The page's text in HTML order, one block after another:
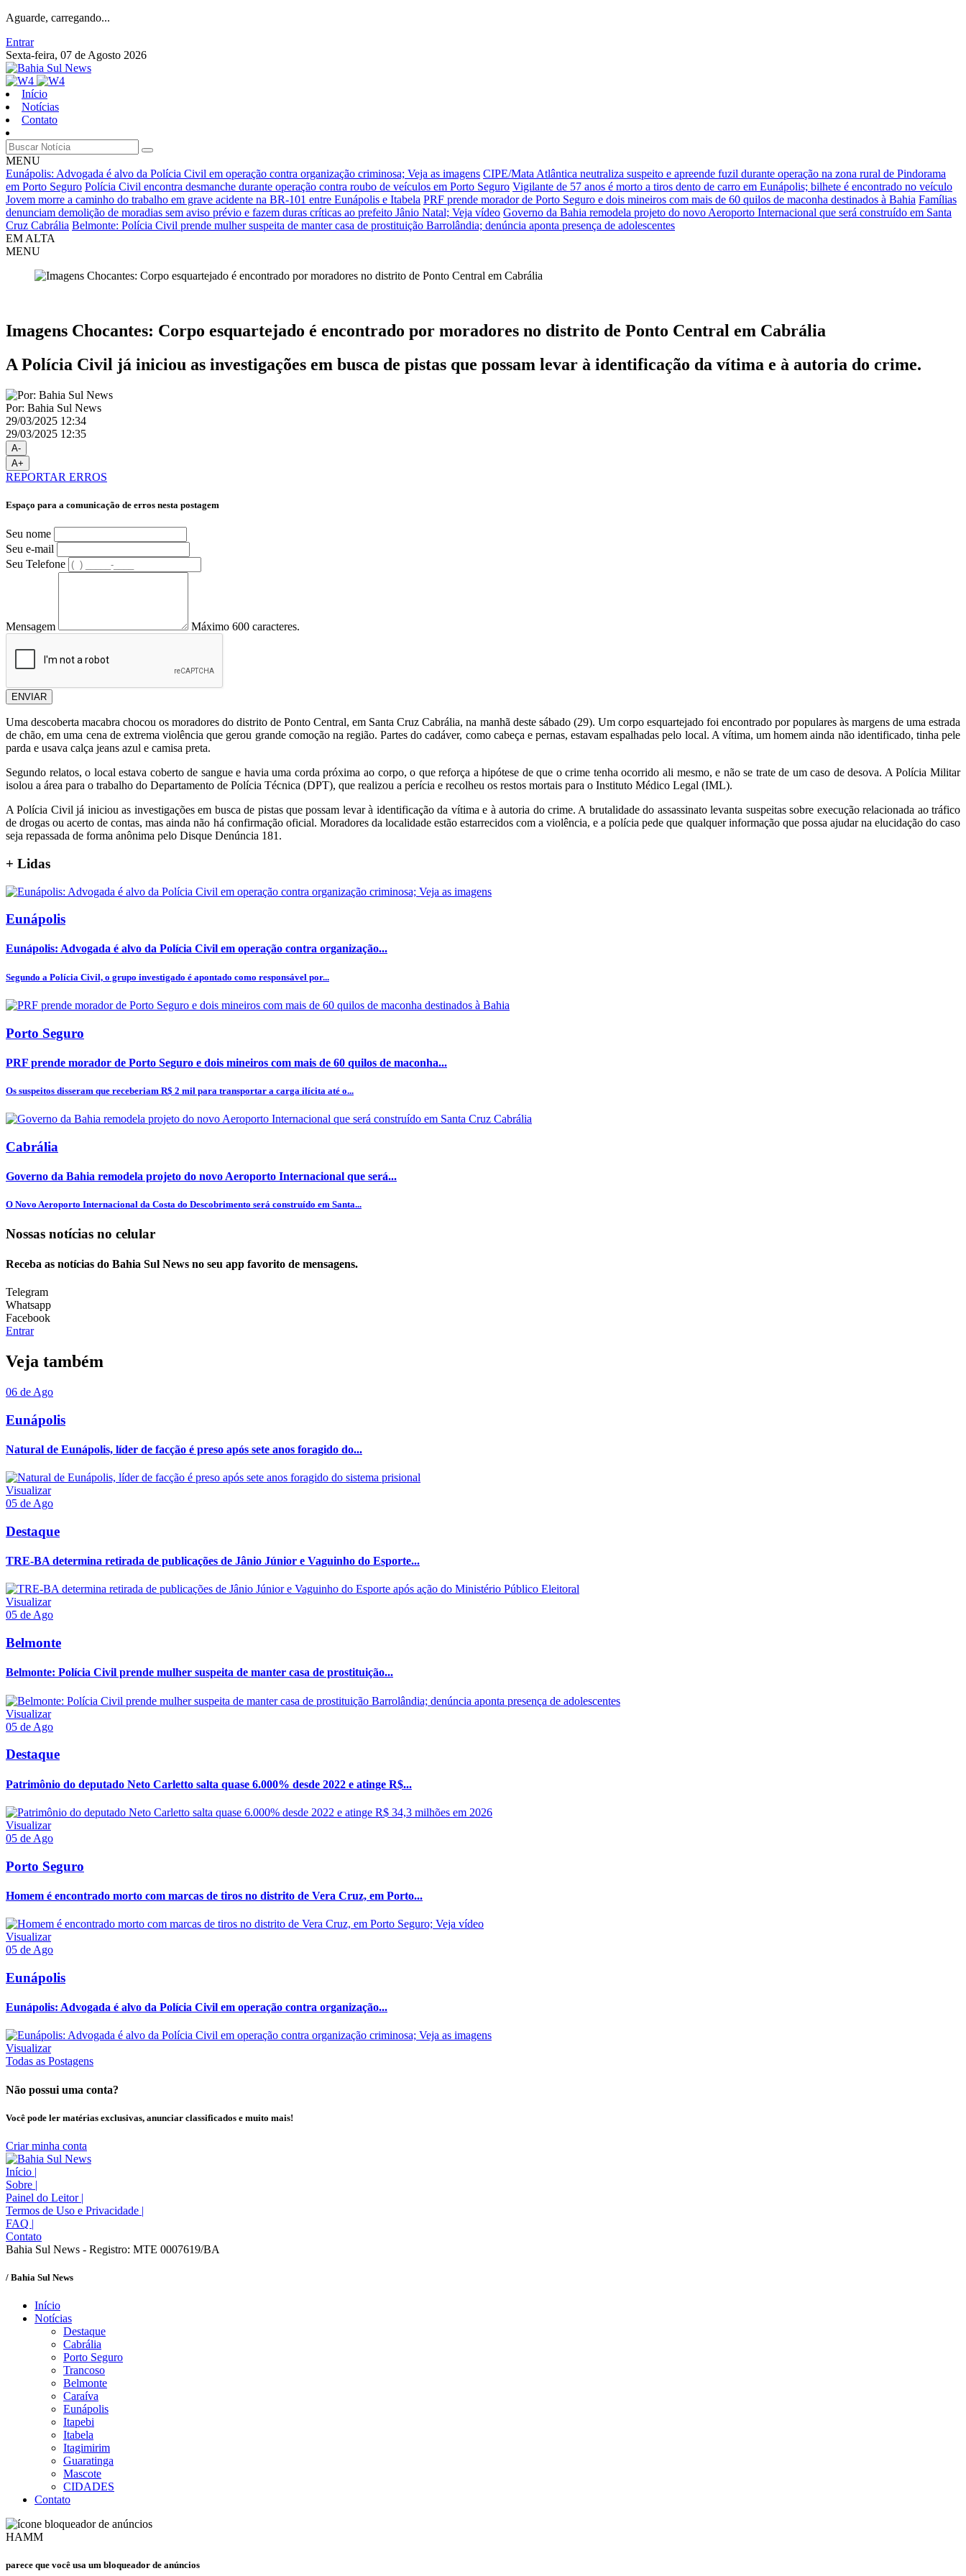
Aguarde, carregando...
Entrar
Sexta-feira, 07 de Agosto 2026
Início
Notícias
Contato
MENU
Eunápolis: Advogada é alvo da Polícia Civil em operação contra organização criminosa; Veja as imagens CIPE/Mata Atlântica neutraliza suspeito e apreende fuzil durante operação na zona rural de Pindorama
em Porto Seguro Polícia Civil encontra desmanche durante operação contra roubo de veículos em Porto Seguro Vigilante de 57 anos é morto a tiros dento de carro em Eunápolis; bilhete é encontrado no veículo
Jovem morre a caminho do trabalho em grave acidente na BR-101 entre Eunápolis e Itabela PRF prende morador de Porto Seguro e dois mineiros com mais de 60 quilos de maconha destinados à Bahia Famílias
denunciam demolição de moradias sem aviso prévio e fazem duras críticas ao prefeito Jânio Natal; Veja vídeo Governo da Bahia remodela projeto do novo Aeroporto Internacional que será construído em Santa
Cruz Cabrália Belmonte: Polícia Civil prende mulher suspeita de manter casa de prostituição Barrolândia; denúncia aponta presença de adolescentes
EM ALTA
MENU
Imagens Chocantes: Corpo esquartejado é encontrado por moradores no distrito de Ponto Central em Cabrália
A Polícia Civil já iniciou as investigações em busca de pistas que possam levar à identificação da vítima e à autoria do crime.
Por: Bahia Sul News
29/03/2025 12:34
29/03/2025 12:35
A-
A+
REPORTAR ERROS
Espaço para a comunicação de erros nesta postagem
Seu nome
Seu e-mail
Seu Telefone
Mensagem Máximo 600 caracteres.
ENVIAR
Uma descoberta macabra chocou os moradores do distrito de Ponto Central, em Santa Cruz Cabrália, na manhã deste sábado (29). Um corpo esquartejado foi encontrado por populares às margens de uma estrada
de chão, em uma cena de extrema violência que gerou grande comoção na região. Partes do cadáver, como cabeça e pernas, estavam espalhadas pelo local. A vítima, um homem ainda não identificado, tinha pele
parda e usava calça jeans azul e camisa preta.
Segundo relatos, o local estava coberto de sangue e havia uma corda próxima ao corpo, o que reforça a hipótese de que o crime tenha ocorrido ali mesmo, e não se trate de um caso de desova. A Polícia Militar
isolou a área para o trabalho do Departamento de Polícia Técnica (DPT), que realizou a perícia e recolheu os restos mortais para o Instituto Médico Legal (IML).
A Polícia Civil já iniciou as investigações em busca de pistas que possam levar à identificação da vítima e à autoria do crime. A brutalidade do assassinato levanta suspeitas sobre execução relacionada ao tráfico
de drogas ou acerto de contas, mas ainda não há confirmação oficial. Moradores da localidade estão estarrecidos com a violência, e a polícia pede que qualquer informação que possa ajudar na elucidação do caso
seja repassada de forma anônima pelo Disque Denúncia 181.
+ Lidas
Eunápolis
Eunápolis: Advogada é alvo da Polícia Civil em operação contra organização...
Segundo a Polícia Civil, o grupo investigado é apontado como responsável por...
Porto Seguro
PRF prende morador de Porto Seguro e dois mineiros com mais de 60 quilos de maconha...
Os suspeitos disseram que receberiam R$ 2 mil para transportar a carga ilícita até o...
Cabrália
Governo da Bahia remodela projeto do novo Aeroporto Internacional que será...
O Novo Aeroporto Internacional da Costa do Descobrimento será construído em Santa...
Nossas notícias no celular
Receba as notícias do Bahia Sul News no seu app favorito de mensagens.
Telegram
Whatsapp
Facebook
Entrar
Veja também
06 de Ago
Eunápolis
Natural de Eunápolis, líder de facção é preso após sete anos foragido do...
Visualizar
05 de Ago
Destaque
TRE-BA determina retirada de publicações de Jânio Júnior e Vaguinho do Esporte...
Visualizar
05 de Ago
Belmonte
Belmonte: Polícia Civil prende mulher suspeita de manter casa de prostituição...
Visualizar
05 de Ago
Destaque
Patrimônio do deputado Neto Carletto salta quase 6.000% desde 2022 e atinge R$...
Visualizar
05 de Ago
Porto Seguro
Homem é encontrado morto com marcas de tiros no distrito de Vera Cruz, em Porto...
Visualizar
05 de Ago
Eunápolis
Eunápolis: Advogada é alvo da Polícia Civil em operação contra organização...
Visualizar
Todas as Postagens
Não possui uma conta?
Você pode ler matérias exclusivas, anunciar classificados e muito mais!
Criar minha conta
Início |
Sobre |
Painel do Leitor |
Termos de Uso e Privacidade |
FAQ |
Contato
Bahia Sul News - Registro: MTE 0007619/BA
/ Bahia Sul News
Início
Notícias
Destaque
Cabrália
Porto Seguro
Trancoso
Belmonte
Caraíva
Eunápolis
Itapebi
Itabela
Itagimirim
Guaratinga
Mascote
CIDADES
Contato
HAMM
parece que você usa um bloqueador de anúncios